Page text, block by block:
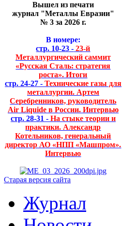
Вышел из печати
журнал "Металлы Евразии"
№ 3 за 2026 г.
В номере:
стр. 10-23 - 23-й
Металлургический саммит
«Русская Сталь: стратегия
роста». Итоги
стр. 24-27 - Технические газы для
металлургии. Артем
Серебренников, руководитель
Air Liquide в России. Интервью
стр. 28-31 - На стыке теории и
практики. Александр
Котельников, генеральный
директор АО «НПП «Машпром».
Интервью
Старая версия сайта
Журнал